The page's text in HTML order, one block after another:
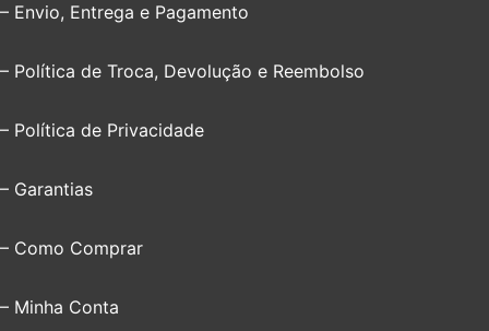
– Envio, Entrega e Pagamento
– Política de Troca, Devolução e Reembolso
– Política de Privacidade
– Garantias
– Como Comprar
– Minha Conta